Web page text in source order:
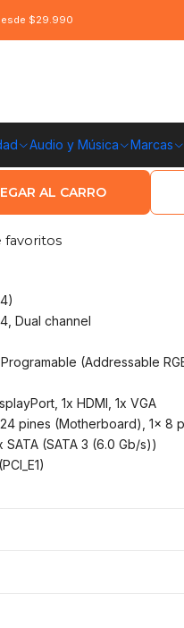
Audio y Música Marcas
$29.990
B550M PRO-
CHILE
AL CARRO
favoritos
Dual channel
(Addressable
1x HDMI, 1x VGA
pines (Motherboard), 1x 8
(SATA 3 (6.0 Gb/s))